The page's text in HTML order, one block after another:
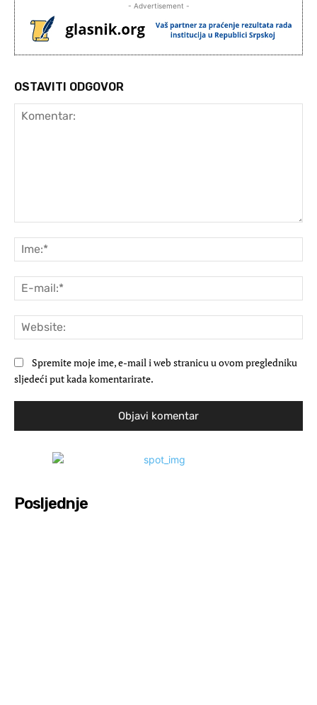
- Advertisement -
OSTAVITI ODGOVOR
Spremite moje ime, e-mail i web stranicu u ovom pregledniku
sljedeći put kada komentarirate.
Posljednje